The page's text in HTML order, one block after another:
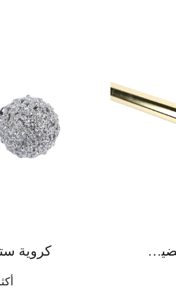
البيضاوي حفر قضيب ستارة سبائك الزنك بالكامل